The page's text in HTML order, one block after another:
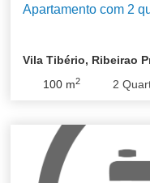
Apartamento com 2
Vila Tibério, Ribeirao
100 m2 2